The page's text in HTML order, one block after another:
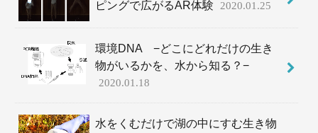
ピングで広がるAR体験 2020.01.25
環境DNA −どこにどれだけの生き
物がいるかを、水から知る？−
2020.01.18
水をくむだけで湖の中にすむ生き物